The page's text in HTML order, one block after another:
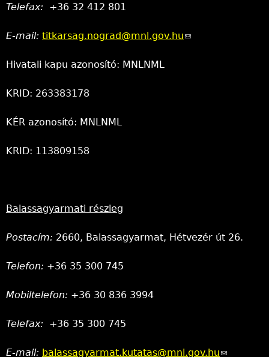
Telefax: +36 32 412 801
E-mail: titkarsag.nograd@mnl.gov.hu(link
Hivatali kapu azonosító: MNLNML
KRID: 263383178
KÉR azonosító: MNLNML
KRID: 113809158
Balassagyarmati részleg
Postacím: 2660, Balassagyarmat, Hétvezér út 26.
Telefon: +36 35 300 745
Mobiltelefon: +36 30 836 3994
Telefax: +36 35 300 745
E-mail: balassagyarmat.kutatas@mnl.gov.hu(link